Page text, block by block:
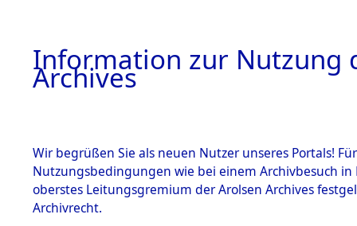
Information zur Nutzung
Archives
Wir begrüßen Sie als neuen Nutzer unseres Portals!
Nutzungsbedingungen wie bei einem Archivbesuch
oberstes Leitungsgremium der Arolsen Archives
Archivrecht.